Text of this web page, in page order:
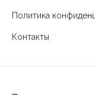
Политика
Контакты